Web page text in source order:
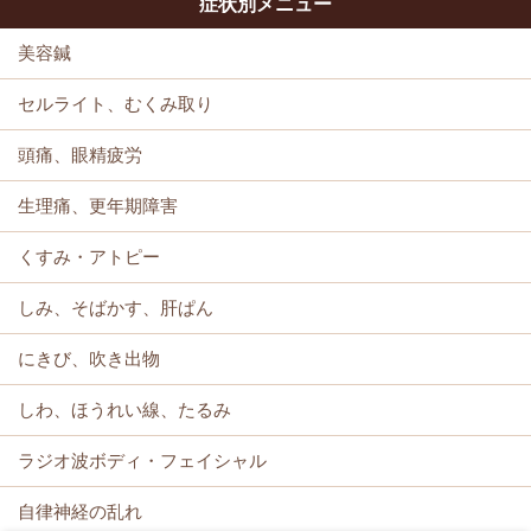
美容鍼
セルライト、むくみ取り
頭痛、眼精疲労
生理痛、更年期障害
くすみ・アトピー
しみ、そばかす、肝ぱん
にきび、吹き出物
しわ、ほうれい線、たるみ
ラジオ波ボディ・フェイシャル
自律神経の乱れ